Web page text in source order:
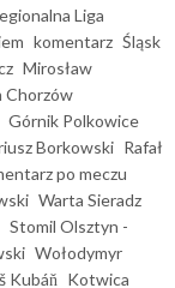
Liga
komentarz Śląsk
Mirosław
Chorzów
Górnik Polkowice
Borkowski Rafał
po meczu
Warta Sieradz
Stomil Olsztyn -
Wołodymyr
Kubáň Kotwica